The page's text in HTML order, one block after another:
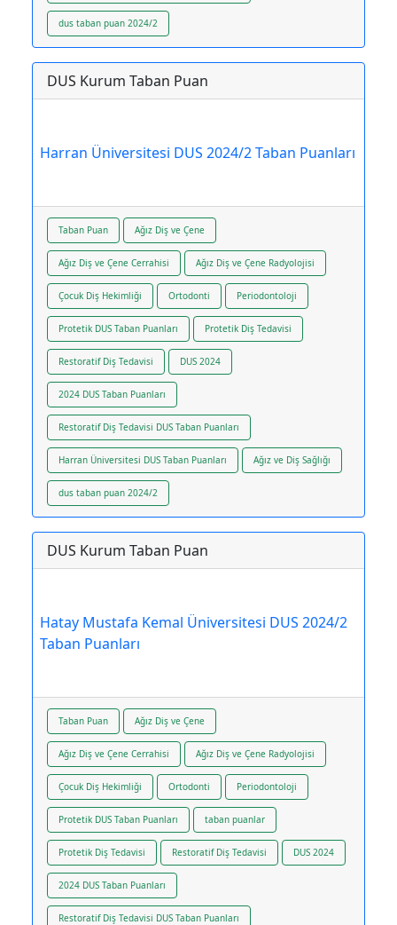
dus taban puan 2024/2
DUS Kurum Taban Puan
Harran Üniversitesi DUS 2024/2 Taban Puanları
Taban Puan Ağız Diş ve Çene
Ağız Diş ve Çene Cerrahisi Ağız Diş ve Çene Radyolojisi
Çocuk Diş Hekimliği Ortodonti Periodontoloji
Protetik DUS Taban Puanları Protetik Diş Tedavisi
Restoratif Diş Tedavisi DUS 2024
2024 DUS Taban Puanları
Restoratif Diş Tedavisi DUS Taban Puanları
Harran Üniversitesi DUS Taban Puanları Ağız ve Diş Sağlığı
dus taban puan 2024/2
DUS Kurum Taban Puan
Hatay Mustafa Kemal Üniversitesi DUS 2024/2
Taban Puanları
Taban Puan Ağız Diş ve Çene
Ağız Diş ve Çene Cerrahisi Ağız Diş ve Çene Radyolojisi
Çocuk Diş Hekimliği Ortodonti Periodontoloji
Protetik DUS Taban Puanları taban puanlar
Protetik Diş Tedavisi Restoratif Diş Tedavisi DUS 2024
2024 DUS Taban Puanları
Restoratif Diş Tedavisi DUS Taban Puanları